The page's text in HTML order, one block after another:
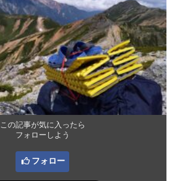
この記事が気に入ったら
フォローしよう
フォロー